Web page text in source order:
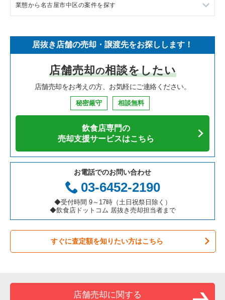
中華の居抜き売却物件の案件一覧
寿司の居抜き売却物件の案件一覧
焼肉の居抜き売却物件の案件一覧
鉄板焼き・お好み焼の居抜き売却物件の案件一覧
カフェの居抜き売却物件の案件一覧
テイクアウトの居抜き売却物件の案件一覧
お弁当・惣菜・デリの居抜き売却物件の案件一覧
カラオケ・パブ・スナックの居抜き売却物件の案件一覧
バーの居抜き売却物件の案件一覧
居酒屋・ダイニングバーの居抜き売却物件の案件一覧
千葉県の飲食店の居抜き売却物件の案件一覧
神奈川県の飲食店の居抜き売却物件の案件一覧
大阪府の飲食店の居抜き売却物件の案件一覧
兵庫県の飲食店の居抜き売却物件の案件一覧
愛知県の飲食店の居抜き売却物件の案件一覧
岐阜県の飲食店の居抜き売却物件の案件一覧
三重県の飲食店の居抜き売却物件の案件一覧
半田市の飲食店の居抜き売却物件の案件一覧
名古屋市名東区の飲食店の居抜き売却物件の案件一覧
名古屋市東区の飲食店の居抜き売却物件の案件一覧
名古屋市西区の飲食店の居抜き売却物件の案件一覧
名古屋市中区の飲食店の居抜き売却物件の案件一覧
春日井市の飲食店の居抜き売却物件の案件一覧
名古屋市瑞穂区の飲食店の居抜き売却物件の案件一覧
名古屋市北区の飲食店の居抜き売却物件の案件一覧
名古屋市中川区の飲食店の居抜き売却物件の案件一覧
一宮市の飲食店の居抜き売却物件の案件一覧
愛知県のラーメンの居抜き売却物件の案件一覧
愛知県のイタリア料理の居抜き売却物件の案件一覧
愛知県の中華の居抜き売却物件の案件一覧
愛知県のそば・うどんの居抜き売却物件の案件一覧
愛知県の焼肉の居抜き売却物件の案件一覧
愛知県の鉄板焼き・お好み焼の居抜き売却物件の案件一覧
愛知県のアジア料理の居抜き売却物件の案件一覧
愛知県のカフェの居抜き売却物件の案件一覧
愛知県のテイクアウトの居抜き売却物件の案件一覧
愛知県のお弁当・惣菜・デリの居抜き売却物件の案件一覧
愛知県のバーの居抜き売却物件の案件一覧
業態から名古屋市中区の案件を探す
名古屋市中区のイタリア料理の居抜き売却物件の案件一覧
名古屋市中区の寿司の居抜き売却物件の案件一覧
名古屋市中区の焼肉の居抜き売却物件の案件一覧
名古屋市中区のアジア料理の居抜き売却物件の案件一覧
名古屋市中区のテイクアウトの居抜き売却物件の案件一覧
名古屋市中区のお弁当・惣菜・デリの居抜き売却物件の案件一
覧
名古屋市中区のカラオケ・パブ・スナックの居抜き売却物件の
名古屋市中区の居酒屋・ダイニングバーの居抜き売却物件の案
居抜き店舗の売却・譲渡先をお探しします！
店舗売却の相談をしたい
店舗売却をお考えの方、お気軽にご連絡ください。
秘密厳守 相談無料
飲食店専門の
売却支援サービスはこちら
お電話でのお問い合わせ
03-6452-2190
◆受付時間 9～17時（土日祝祭日除く）
◆飲食店ドットコム 居抜き売却担当者まで
すぐに査定額を知りたい方はこちら
店舗売却に関する